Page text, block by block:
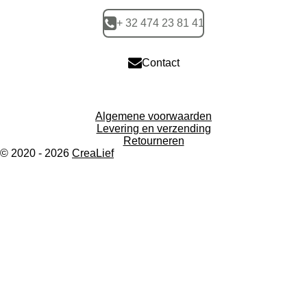
+ 32 474 23 81 41
Contact
Algemene voorwaarden
Levering en verzending
Retourneren
© 2020 - 2026 CreaLief